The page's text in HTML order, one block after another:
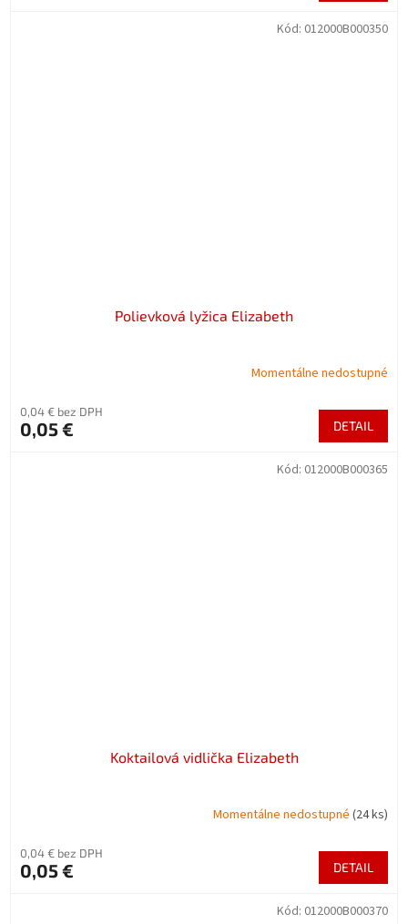
Polievková lyžica Elizabeth
Momentálne nedostupné
0,04 € bez DPH
0,05 € DETAIL
Kód: 012000B000350
Koktailová vidlička Elizabeth
Momentálne nedostupné (24 ks)
0,04 € bez DPH
0,05 € DETAIL
Kód: 012000B000365
Kód: 012000B000370